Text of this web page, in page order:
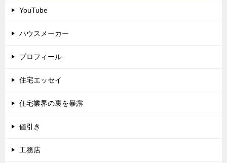
YouTube
ハウスメーカー
プロフィール
住宅エッセイ
住宅業界の裏を暴露
値引き
工務店